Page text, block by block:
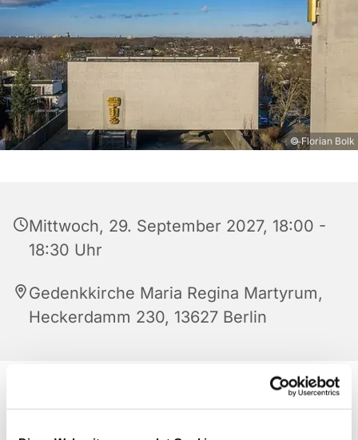
© Florian Bolk
Mittwoch, 29. September 2027, 18:00 -
18:30 Uhr
Gedenkkirche Maria Regina Martyrum,
Heckerdamm 230, 13627 Berlin